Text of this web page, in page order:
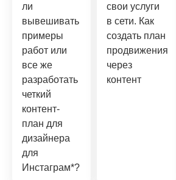
ли
вывешивать
примеры
работ или
все же
разработать
четкий
контент-
план для
дизайнера
для
Инстаграм*?
свои услуги
в сети. Как
создать план
продвижения
через
контент